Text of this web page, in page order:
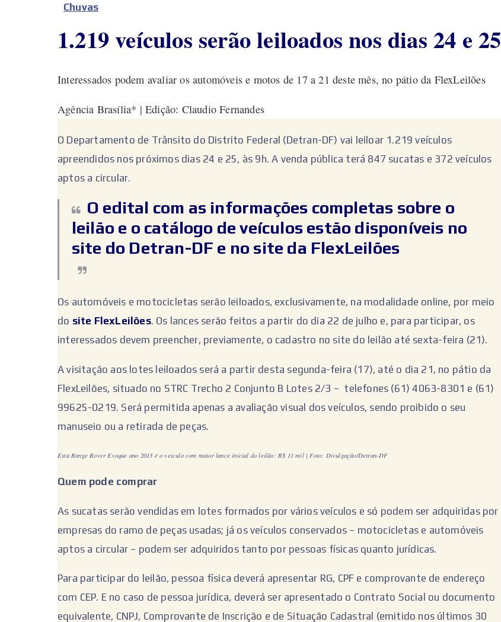
Chuvas
1.219 veículos serão leiloados nos dias 24 e 25
Interessados podem avaliar os automóveis e motos de 17 a 21 deste mês, no pátio da FlexLeilões
Agência Brasília* | Edição: Claudio Fernandes
O Departamento de Trânsito do Distrito Federal (Detran-DF) vai leiloar 1.219 veículos
apreendidos nos próximos dias 24 e 25, às 9h. A venda pública terá 847 sucatas e 372 veículos
aptos a circular.
O edital com as informações completas sobre o
leilão e o catálogo de veículos estão disponíveis no
site do Detran-DF e no site da FlexLeilões
Os automóveis e motocicletas serão leiloados, exclusivamente, na modalidade online, por meio
do site FlexLeilões. Os lances serão feitos a partir do dia 22 de julho e, para participar, os
interessados devem preencher, previamente, o cadastro no site do leilão até sexta-feira (21).
A visitação aos lotes leiloados será a partir desta segunda-feira (17), até o dia 21, no pátio da
FlexLeilões, situado no STRC Trecho 2 Conjunto B Lotes 2/3 – telefones (61) 4063-8301 e (61)
99625-0219. Será permitida apenas a avaliação visual dos veículos, sendo proibido o seu
manuseio ou a retirada de peças.
Esta Range Rover Evoque ano 2013 é o veículo com maior lance inicial do leilão: R$ 11 mil | Foto: Divulgação/Detran-DF
Quem pode comprar
As sucatas serão vendidas em lotes formados por vários veículos e só podem ser adquiridas por
empresas do ramo de peças usadas; já os veículos conservados – motocicletas e automóveis
aptos a circular – podem ser adquiridos tanto por pessoas físicas quanto jurídicas.
Para participar do leilão, pessoa física deverá apresentar RG, CPF e comprovante de endereço
com CEP. E no caso de pessoa jurídica, deverá ser apresentado o Contrato Social ou documento
equivalente, CNPJ, Comprovante de Inscrição e de Situação Cadastral (emitido nos últimos 30